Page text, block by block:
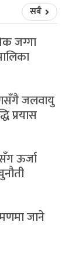
सबै
जग्गा
जलवायु
प्रयास
ऊर्जा
जाने